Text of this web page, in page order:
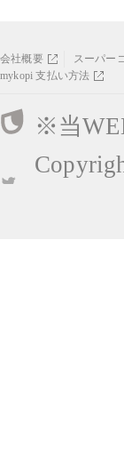
会社概要 スーパー
mykopi 支払い方法
※当